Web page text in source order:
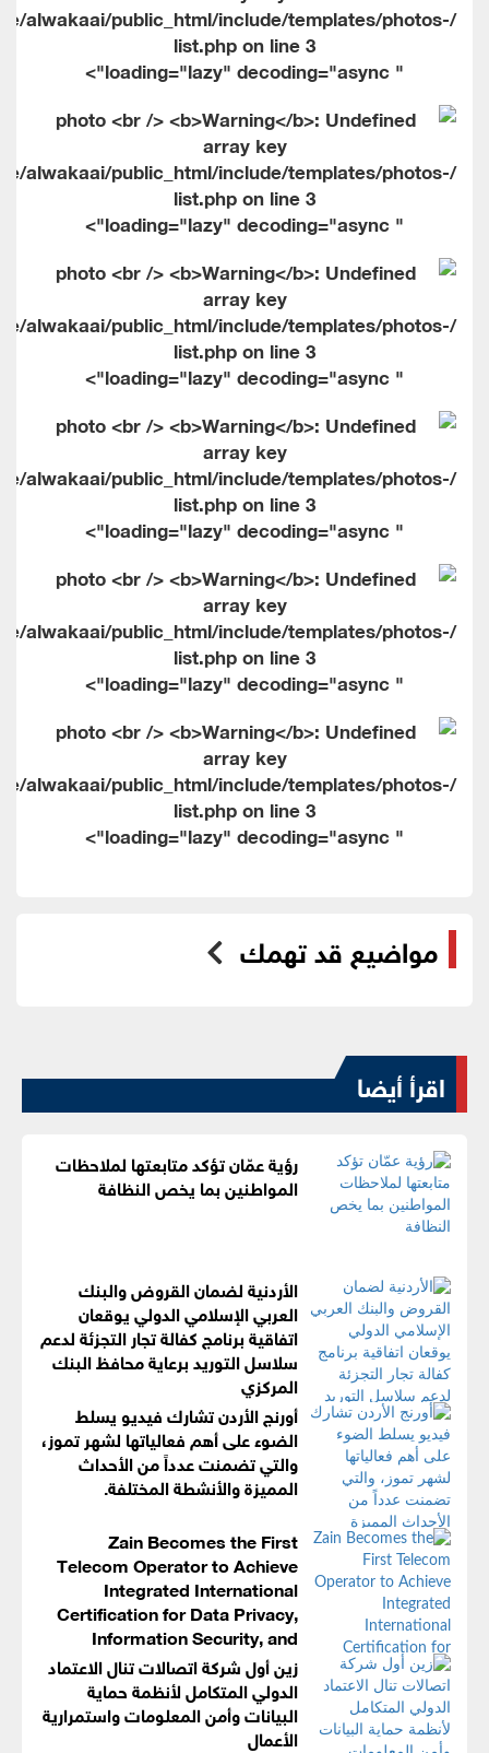
alwakaai/public_html/include/templates/photos-
list.php on line3
" loading="lazy" decoding="async">
alwakaai/public_html/include/templates/photos-
list.php on line3
" loading="lazy" decoding="async">
alwakaai/public_html/include/templates/photos-
list.php on line3
" loading="lazy" decoding="async">
alwakaai/public_html/include/templates/photos-
list.php on line3
" loading="lazy" decoding="async">
alwakaai/public_html/include/templates/photos-
list.php on line3
" loading="lazy" decoding="async">
alwakaai/public_html/include/templates/photos-
list.php on line3
" loading="lazy" decoding="async">
مواضيع قد تهمك
اقرأ أيضا
رؤية عمّان تؤكد متابعتها لملاحظات
المواطنين بما يخص النظافة
الأردنية لضمان القروض والبنك
العربي الإسلامي الدولي يوقعان
اتفاقية برنامج كفالة تجار التجزئة لدعم
سلاسل التوريد برعاية محافظ البنك
المركزي
أورنج الأردن تشارك فيديو يسلط
الضوء على أهم فعالياتها لشهر تموز،
والتي تضمنت عدداً من الأحداث
المميزة والأنشطة المختلفة.
Zain Becomes the First
Telecom Operator to Achieve
Integrated International
Certification for Data Privacy,
Information Security, and
Business Continuity Management Systems
زين أول شركة اتصالات تنال الاعتماد
الدولي المتكامل لأنظمة حماية
البيانات وأمن المعلومات واستمرارية
الأعمال